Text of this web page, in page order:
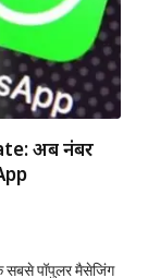
अब नंबर
पॉपुलर मैसेजिंग